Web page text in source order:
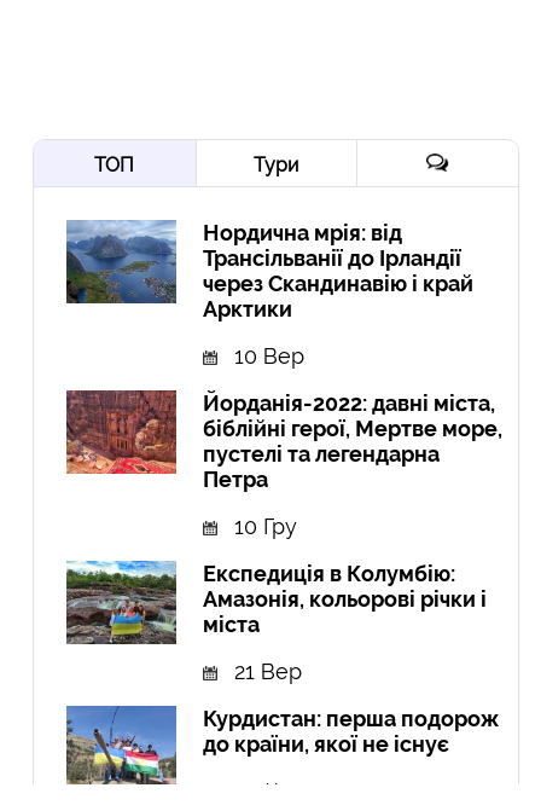
ТОП Тури
Нордична мрія: від
Трансільванії до Ірландії
через Скандинавію і край
Арктики
10 Вер
Йорданія-2022: давні міста,
біблійні герої, Мертве море,
пустелі та легендарна
Петра
10 Гру
Експедиція в Колумбію:
Амазонія, кольорові річки і
міста
21 Вер
Курдистан: перша подорож
до країни, якої не існує
04 Чер